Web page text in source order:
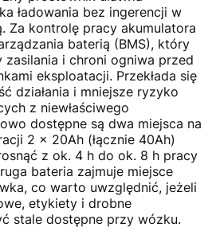
ładowania bez ingerencji w
Za kontrolę pracy akumulatora
baterią (BMS), który
zasilania i chroni ogniwa przed
eksploatacji. Przekłada się
działania i mniejsze ryzyko
z niewłaściwego
dostępne są dwa miejsca na
2 × 20Ah (łącznie 40Ah)
z ok. 4 h do ok. 8 h pracy
bateria zajmuje miejsce
co warto uwzględnić, jeżeli
etykiety i drobne
stale dostępne przy wózku.